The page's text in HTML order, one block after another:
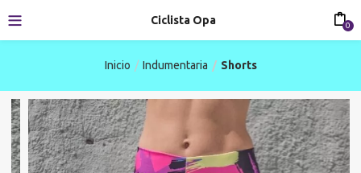
Ciclista Opa 0
Inicio Indumentaria Shorts
-31%